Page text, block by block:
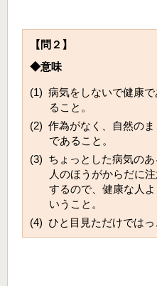
【問２】
◆意味
(1) 病気をしないで健康で
ること。
(2) 作為がなく、自然のま
であること。
(3) ちょっとした病気のあ
人のほうがからだに
するので、健康な人
いうこと。
(4) ひと目見ただけではっ